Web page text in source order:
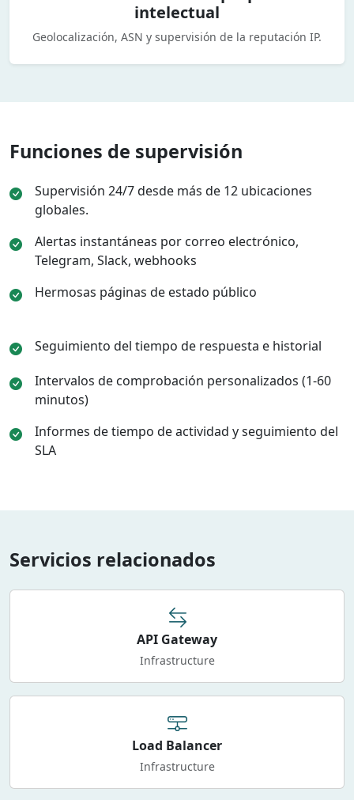
intelectual
Geolocalización, ASN y supervisión de la reputación IP.
Funciones de supervisión
Supervisión 24/7 desde más de 12 ubicaciones
globales.
Alertas instantáneas por correo electrónico,
Telegram, Slack, webhooks
Hermosas páginas de estado público
Seguimiento del tiempo de respuesta e historial
Intervalos de comprobación personalizados (1-60
minutos)
Informes de tiempo de actividad y seguimiento del
SLA
Servicios relacionados
API Gateway
Infrastructure
Load Balancer
Infrastructure